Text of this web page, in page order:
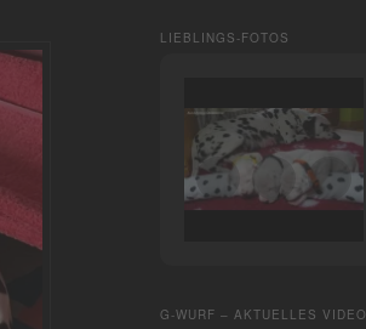
LIEBLINGS-FOTOS
G-WURF – AKTUELLES VIDEO